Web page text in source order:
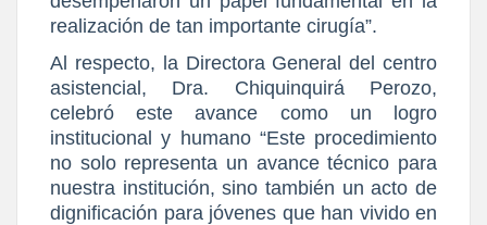
realización de tan importante cirugía”.
Al respecto, la Directora General del centro
asistencial, Dra. Chiquinquirá Perozo,
celebró este avance como un logro
institucional y humano “Este procedimiento
no solo representa un avance técnico para
nuestra institución, sino también un acto de
dignificación para jóvenes que han vivido en